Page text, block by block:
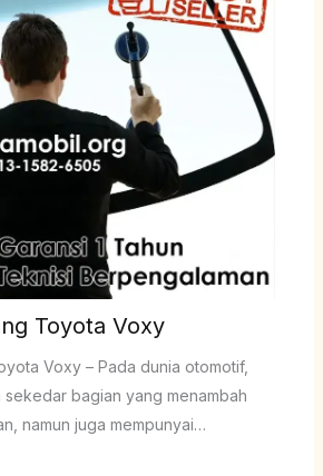
Toyota Voxy
Voxy – Pada dunia otomotif,
bagian yang menambah
namun juga mempunyai…